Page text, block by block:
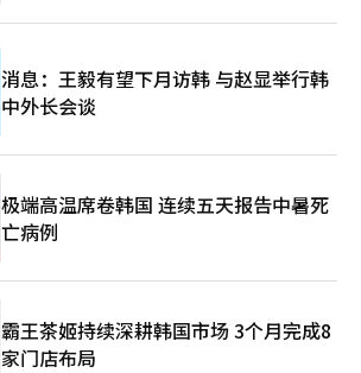
消息：王毅有望下月访韩 与赵显举行韩
中外长会谈
极端高温席卷韩国 连续五天报告中暑死
亡病例
霸王茶姬持续深耕韩国市场 3个月完成8
家门店布局